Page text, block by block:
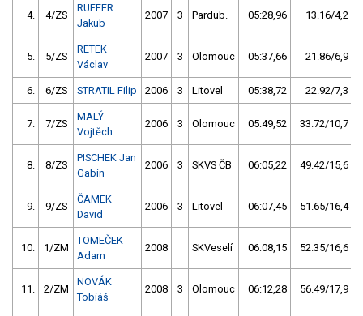
4. 4/ZS
RUFFER
Jakub
2007 3 Pardub. 05:28,96 13.16/4,2
5. 5/ZS
RETEK
Václav
2007 3 Olomouc 05:37,66 21.86/6,9
6. 6/ZS STRATIL Filip 2006 3 Litovel 05:38,72 22.92/7,3
7. 7/ZS
MALÝ
Vojtěch
2006 3 Olomouc 05:49,52 33.72/10,7
8. 8/ZS
PISCHEK Jan
Gabin
2006 3 SKVS ČB 06:05,22 49.42/15,6
9. 9/ZS
ČAMEK
David
2006 3 Litovel 06:07,45 51.65/16,4
10. 1/ZM
TOMEČEK
Adam
2008 SKVeselí 06:08,15 52.35/16,6
11. 2/ZM
NOVÁK
Tobiáš
2008 3 Olomouc 06:12,28 56.49/17,9